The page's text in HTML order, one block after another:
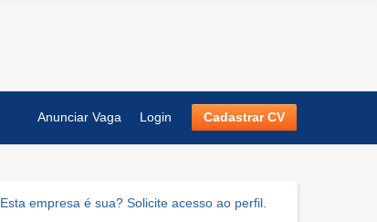
Anunciar Vaga Login Cadastrar CV
Esta empresa é sua? Solicite acesso ao perfil.